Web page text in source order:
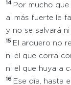
14 Por mucho
al más fuerte le
y no se salvará ni
15 El arquero no
ni el que corra
ni el que huya a
16 Ese día, hasta